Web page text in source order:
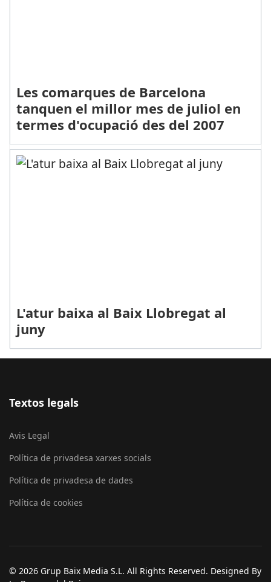
Les comarques de Barcelona
tanquen el millor mes de juliol en
termes d'ocupació des del 2007
L'atur baixa al Baix Llobregat al
juny
Textos legals
Avis Legal
Política de privadesa xarxes socials
Política de privadesa de dades
Política de cookies
© 2026 Grup Baix Media S.L. All Rights Reserved. Designed By